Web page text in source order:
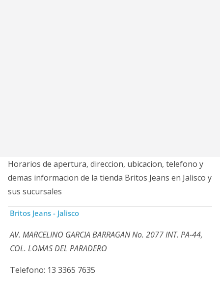
Horarios de apertura, direccion, ubicacion, telefono y
demas informacion de la tienda Britos Jeans en Jalisco y
sus sucursales
Britos Jeans - Jalisco
AV. MARCELINO GARCIA BARRAGAN No. 2077 INT. PA-44,
COL. LOMAS DEL PARADERO
Telefono: 13 3365 7635